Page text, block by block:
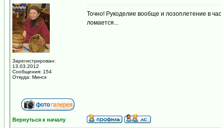
Зарегистрирован:
13.03.2012
Сообщения: 154
Откуда: Минск
Точно! Рукоделие вообще и лозоплетение в
ломается...
Вернуться к началу